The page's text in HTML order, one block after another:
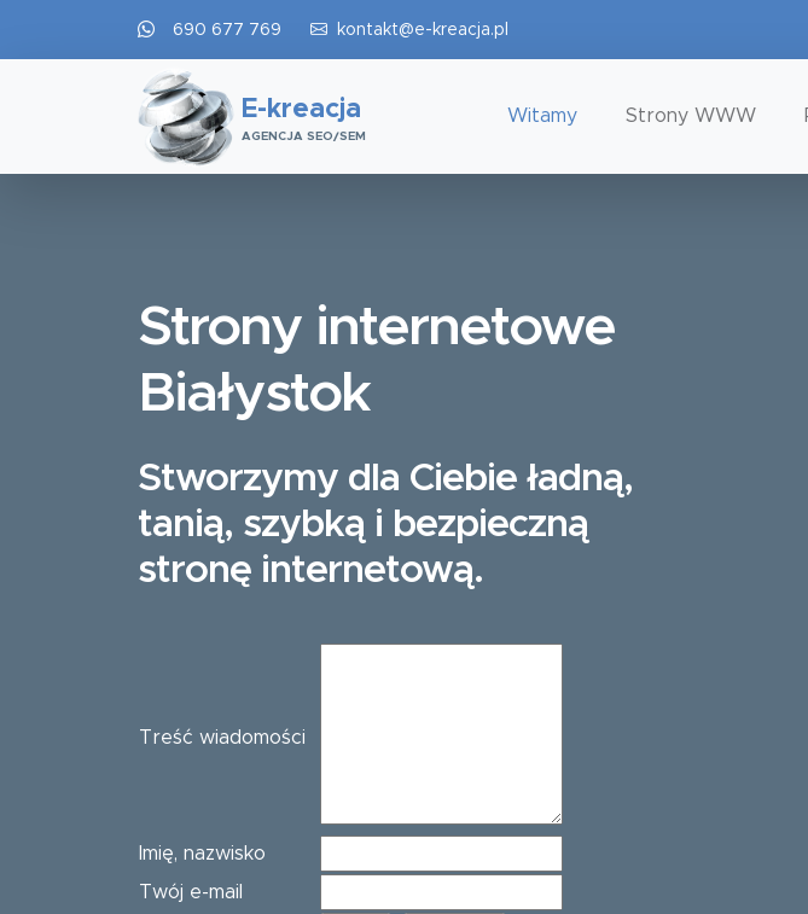
690 677 769 kontakt@e-kreacja.pl
E-kreacja
AGENCJA SEO/SEM
Witamy Strony WWW
Strony internetowe
Białystok
Stworzymy dla Ciebie ładną,
tanią, szybką i bezpieczną
stronę internetową.
Treść wiadomości
Imię, nazwisko
Twój e-mail